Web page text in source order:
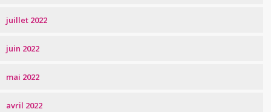
juillet 2022
juin 2022
mai 2022
avril 2022